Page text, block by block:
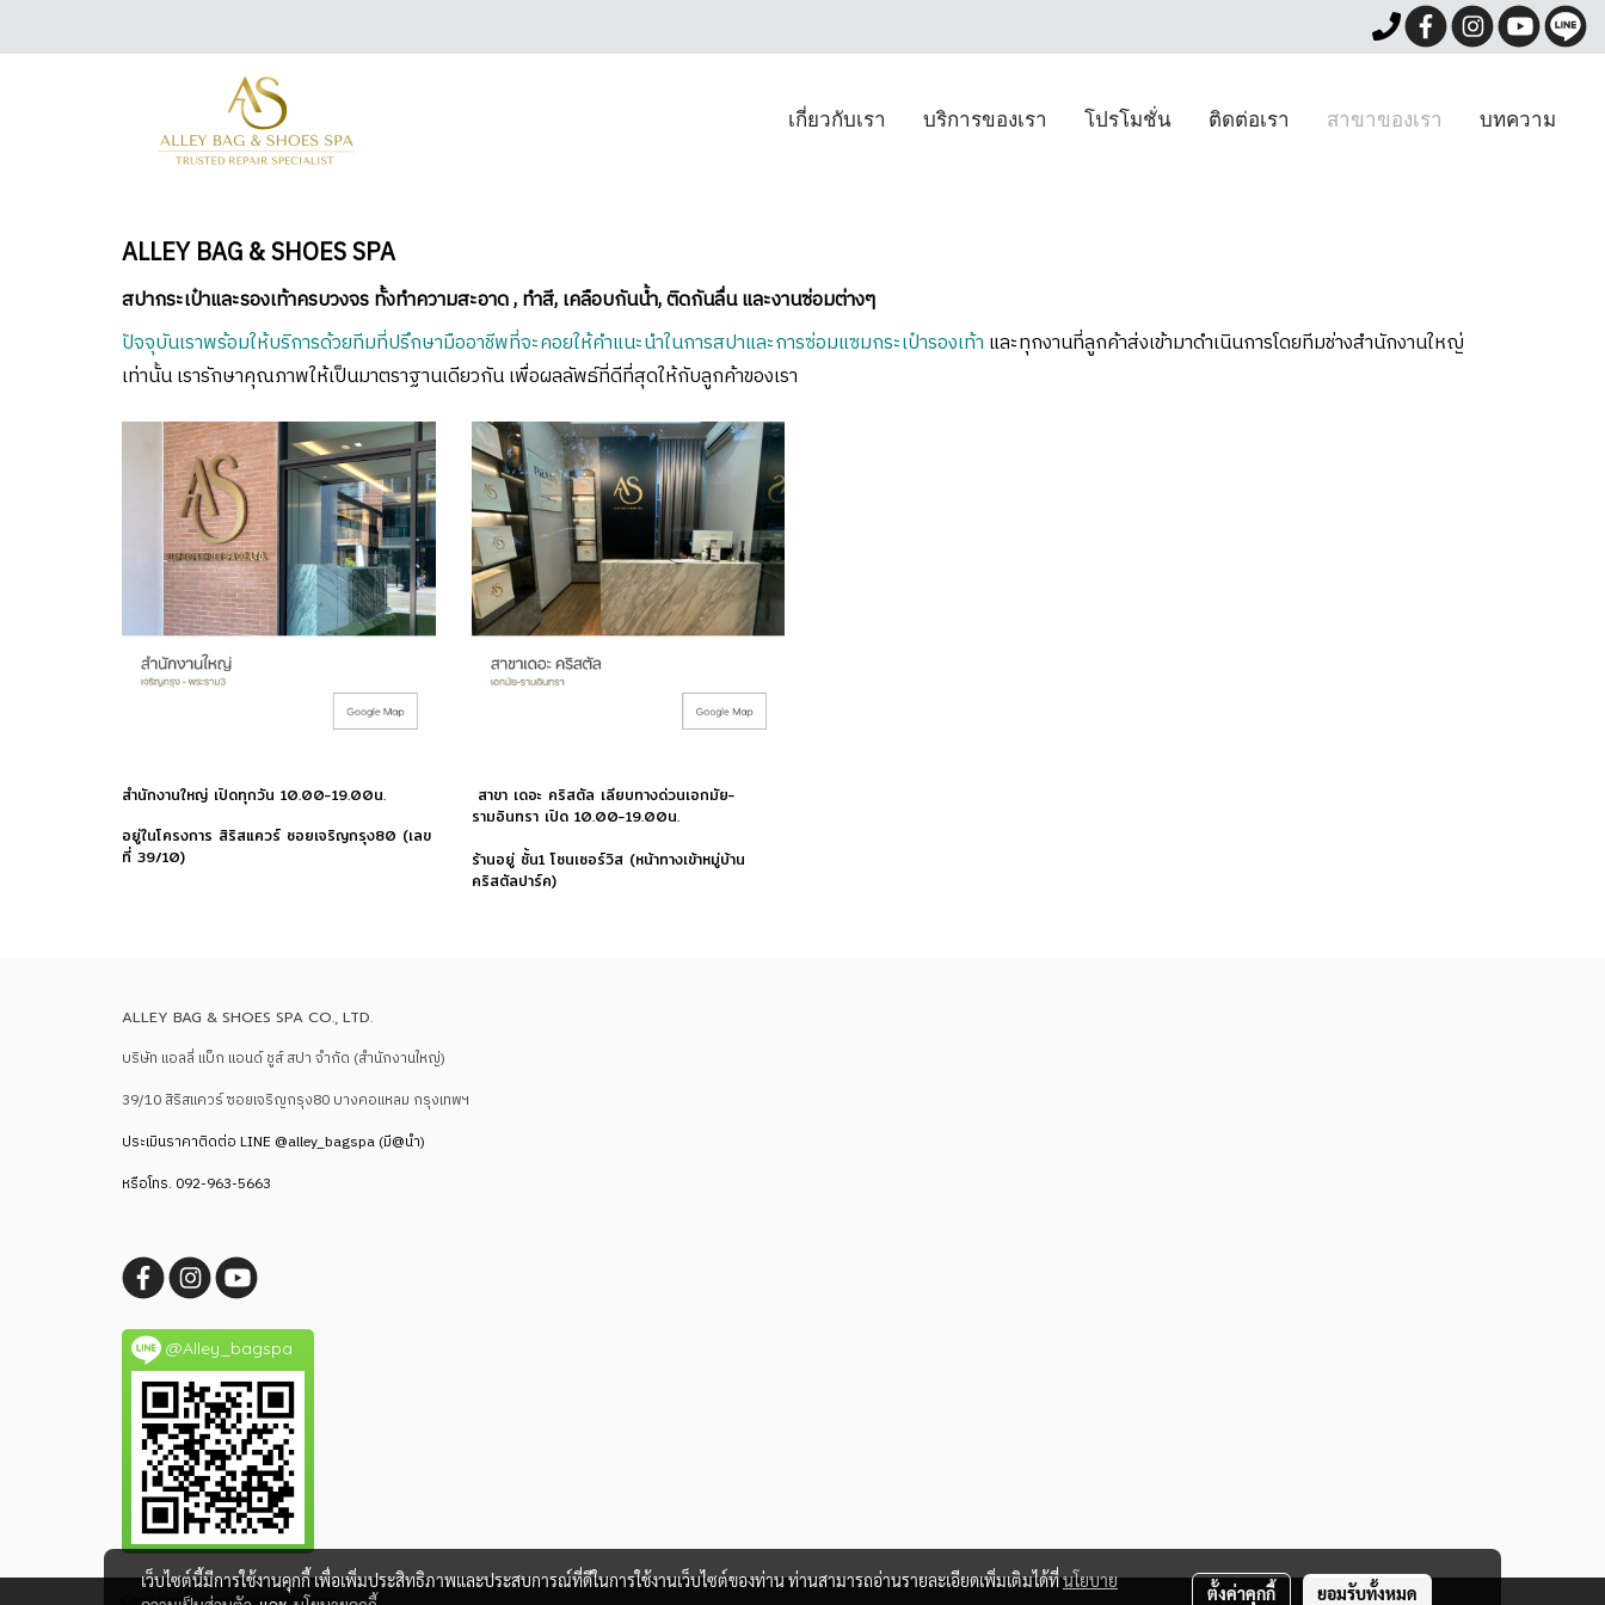
เกี่ยวกับเรา บริการของเรา โปรโมชั่น ติดต่อเรา สาขาของเรา บทความ
ALLEY BAG & SHOES SPA
สปากระเป๋าและรองเท้าครบวงจร ทั้งทำความสะอาด , ทำสี, เคลือบกันน้ำ, ติดกันลื่น และงานซ่อมต่างๆ
ปัจจุบันเราพร้อมให้บริการด้วยทีมที่ปรึกษามืออาชีพที่จะคอยให้คำแนะนำในการสปาและการซ่อมแซมกระเป๋ารองเท้า และทุกงานที่ลูกค้าส่งเข้ามาดำเนินการโดยทีมช่างสำนักงานใหญ่
เท่านั้น เรารักษาคุณภาพให้เป็นมาตราฐานเดียวกัน เพื่อผลลัพธ์ที่ดีที่สุดให้กับลูกค้าของเรา
สำนักงานใหญ่ เปิดทุกวัน 10.00-19.00น.
อยู่ในโครงการ สิริสแควร์ ซอยเจริญกรุง80 (เลข
ที่ 39/10)
สาขา เดอะ คริสตัล เลียบทางด่วนเอกมัย-
รามอินทรา เปิด 10.00-19.00น.
ร้านอยู่ ชั้น1 โซนเซอร์วิส (หน้าทางเข้าหมู่บ้าน
คริสตัลปาร์ค)
ALLEY BAG & SHOES SPA CO., LTD.
บริษัท แอลลี่ แบ็ก แอนด์ ชูส์ สปา จำกัด (สำนักงานใหญ่)
39/10 สิริสแควร์ ซอยเจริญกรุง80 บางคอแหลม กรุงเทพฯ
ประเมินราคาติดต่อ LINE @alley_bagspa (มี@นำ)
หรือโทร. 092-963-5663
@Alley_bagspa
Copy right by makewebeasy.com
เว็บไซต์นี้มีการใช้งานคุกกี้ เพื่อเพิ่มประสิทธิภาพและประสบการณ์ที่ดีในการใช้งานเว็บไซต์ของท่าน ท่านสามารถอ่านรายละเอียดเพิ่มเติมได้ที่นโยบาย
ตั้งค่าคุกกี้ ยอมรับทั้งหมด